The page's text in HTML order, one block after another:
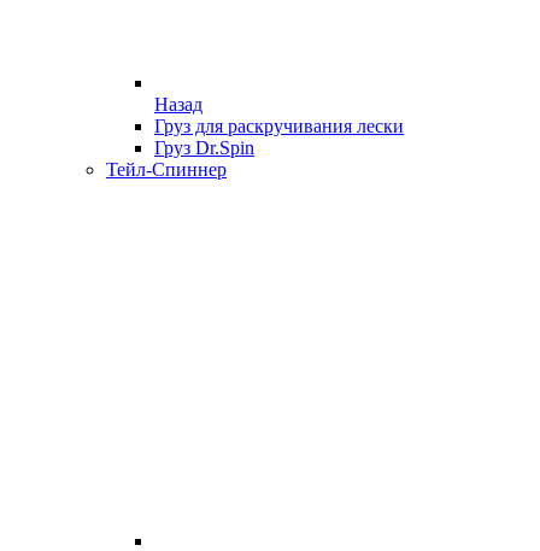
Назад
Груз для раскручивания лески
Груз Dr.Spin
Тейл-Спиннер